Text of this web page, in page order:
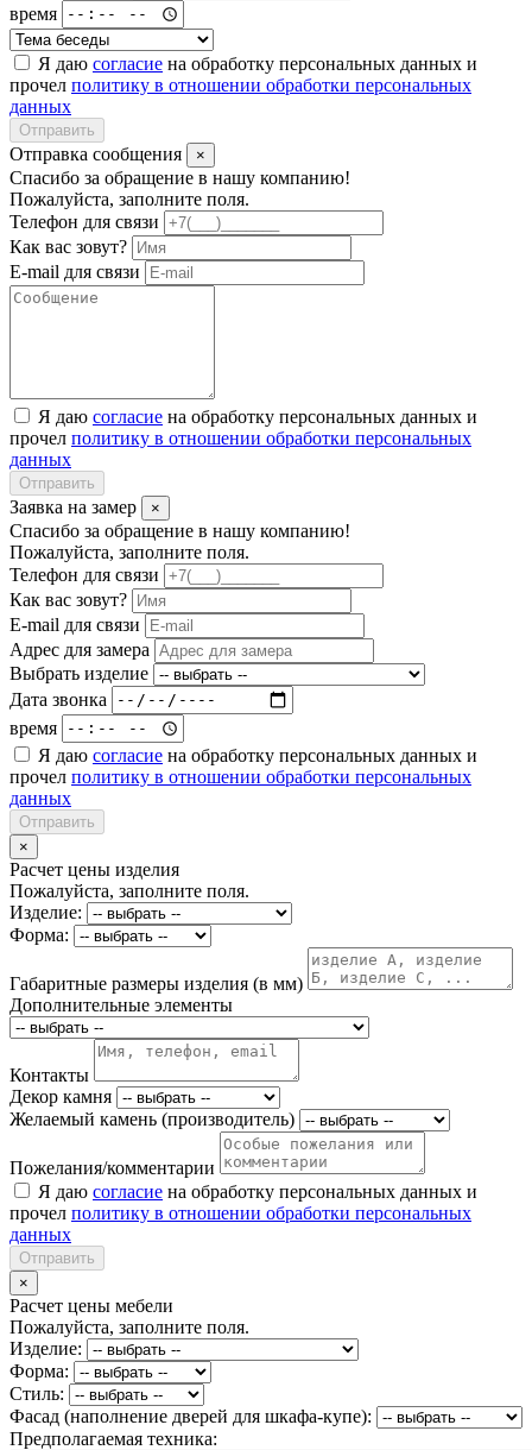
время
Я даю согласие на обработку персональных данных и
прочел политику в отношении обработки персональных
данных
Отправить
Отправка сообщения ×
Спасибо за обращение в нашу компанию!
Пожалуйста, заполните поля.
Телефон для связи
Как вас зовут?
E-mail для связи
Я даю согласие на обработку персональных данных и
прочел политику в отношении обработки персональных
данных
Отправить
Заявка на замер ×
Спасибо за обращение в нашу компанию!
Пожалуйста, заполните поля.
Телефон для связи
Как вас зовут?
E-mail для связи
Адрес для замера
Выбрать изделие
Дата звонка
время
Я даю согласие на обработку персональных данных и
прочел политику в отношении обработки персональных
данных
Отправить
×
Расчет цены изделия
Пожалуйста, заполните поля.
Изделие:
Форма:
Габаритные размеры изделия (в мм)
Дополнительные элементы
Контакты
Декор камня
Желаемый камень (производитель)
Пожелания/комментарии
Я даю согласие на обработку персональных данных и
прочел политику в отношении обработки персональных
данных
Отправить
×
Расчет цены мебели
Пожалуйста, заполните поля.
Изделие:
Форма:
Стиль:
Фасад (наполнение дверей для шкафа-купе):
Предполагаемая техника: